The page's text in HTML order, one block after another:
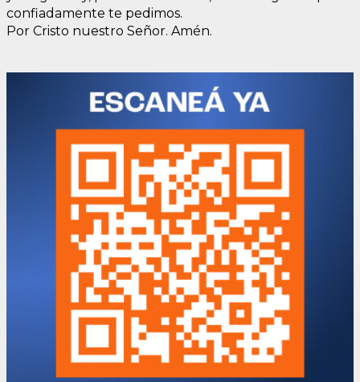
confiadamente te pedimos.
Por Cristo nuestro Señor. Amén.